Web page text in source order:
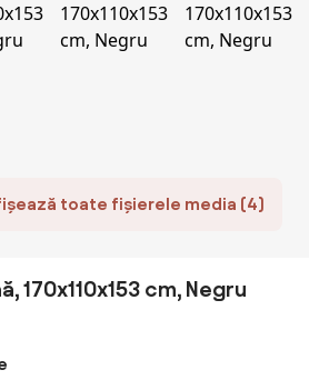
toate fișierele media (4)
170x110x153 cm, Negru